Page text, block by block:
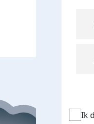
Ik